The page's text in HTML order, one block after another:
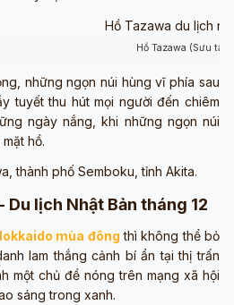
Hồ Tazawa (Sưu
những ngọn núi hùng vĩ phía sau
tuyết thu hút mọi người đến chiêm
ngày nắng, khi những ngọn núi
hồ.
thành phố Semboku, tỉnh Akita.
Du lịch Nhật Bản tháng 12
mùa đông thì không thể bỏ
lam thắng cảnh bí ẩn tại thị trấn
một chủ đề nóng trên mạng xã hội
sáng trong xanh.